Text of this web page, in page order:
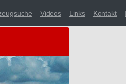
Videos Links Kontakt